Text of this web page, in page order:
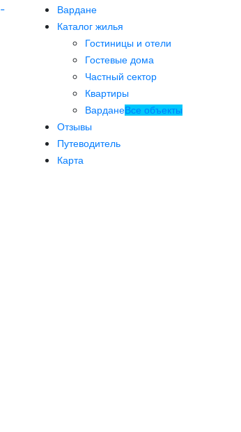
Вардане
Каталог жилья
Гостиницы и отели
Гостевые дома
Частный сектор
Квартиры
ВарданеВсе объекты
Отзывы
Путеводитель
Карта